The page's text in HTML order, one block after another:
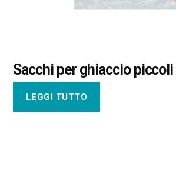
Sacchi per ghiaccio piccoli
LEGGI TUTTO